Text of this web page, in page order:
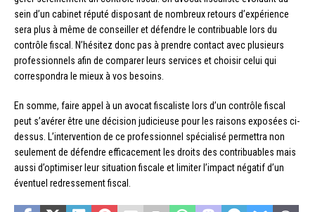
sein d’un cabinet réputé disposant de nombreux retours d’expérience
sera plus à même de conseiller et défendre le contribuable lors du
contrôle fiscal. N’hésitez donc pas à prendre contact avec plusieurs
professionnels afin de comparer leurs services et choisir celui qui
correspondra le mieux à vos besoins.
En somme, faire appel à un avocat fiscaliste lors d’un contrôle fiscal
peut s’avérer être une décision judicieuse pour les raisons exposées ci-
dessus. L’intervention de ce professionnel spécialisé permettra non
seulement de défendre efficacement les droits des contribuables mais
aussi d’optimiser leur situation fiscale et limiter l’impact négatif d’un
éventuel redressement fiscal.